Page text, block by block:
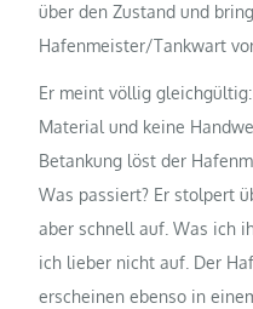
über den Zustand und
Hafenmeister/Tankwart
Er meint völlig
Material und keine
Betankung löst der
Was passiert? Er stolpert
aber schnell auf. Was ich
ich lieber nicht auf. Der
erscheinen ebenso in